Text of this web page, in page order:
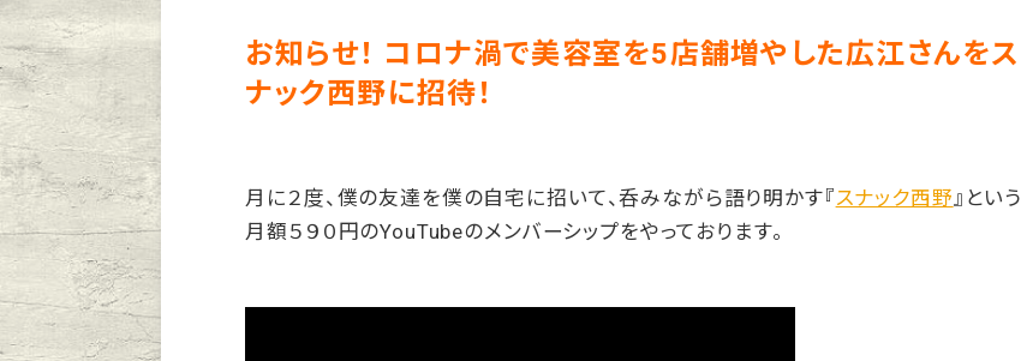
お知らせ！ コロナ渦で美容室を5店舗増やした広江さんをス
ナック西野に招待！
月に２度、僕の友達を僕の自宅に招いて、呑みながら語り明かす『スナック西野 』という
月額５９０円のYouTubeのメンバーシップをやっております。